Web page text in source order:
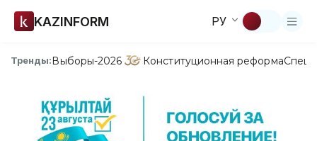
KAZINFORM РУ
Тренды:Выборы-2026 Конституционная реформа